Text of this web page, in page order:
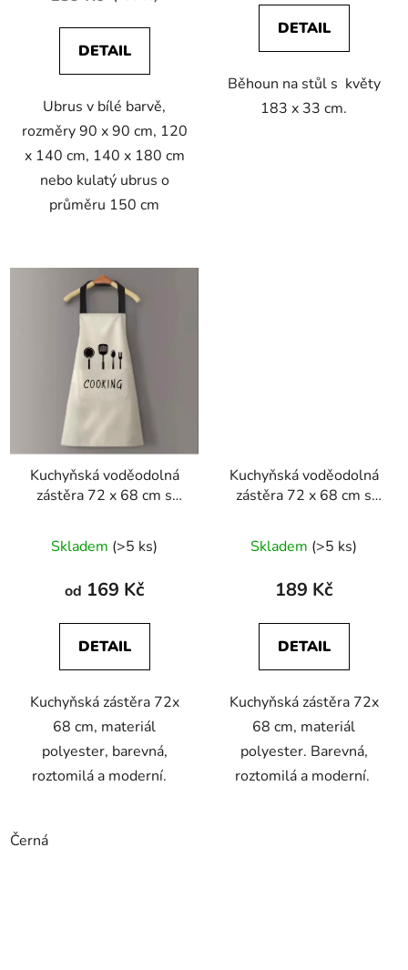
DETAIL
Ubrus v bílé barvě,
rozměry 90 x 90 cm, 120
x 140 cm, 140 x 180 cm
nebo kulatý ubrus o
průměru 150 cm
DETAIL
Běhoun na stůl s květy
183 x 33 cm.
Kuchyňská voděodolná
zástěra 72 x 68 cm s
Skladem (>5 ks)
od 169 Kč
DETAIL
Kuchyňská zástěra 72x
68 cm, materiál
polyester, barevná,
roztomilá a moderní.
Černá
Kuchyňská voděodolná
zástěra 72 x 68 cm s
Skladem (>5 ks)
189 Kč
DETAIL
Kuchyňská zástěra 72x
68 cm, materiál
polyester. Barevná,
roztomilá a moderní.